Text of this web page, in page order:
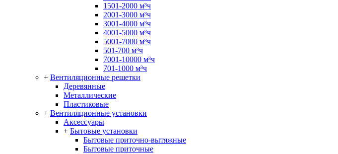
1501-2000 м³ч
2001-3000 м³ч
3001-4000 м³ч
4001-5000 м³ч
5001-7000 м³ч
501-700 м³ч
7001-10000 м³ч
701-1000 м³ч
+ Вентиляционные решетки
Деревянные
Металлические
Пластиковые
+ Вентиляционные установки
Аксессуары
+ Бытовые установки
Бытовые приточно-вытяжные
Бытовые приточные